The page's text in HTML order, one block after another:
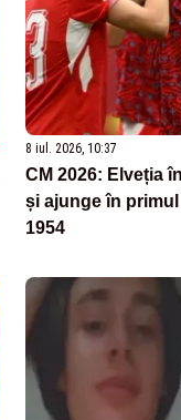
8 iul. 2026, 10:37
CM 2026: Elveția
și ajunge în
1954